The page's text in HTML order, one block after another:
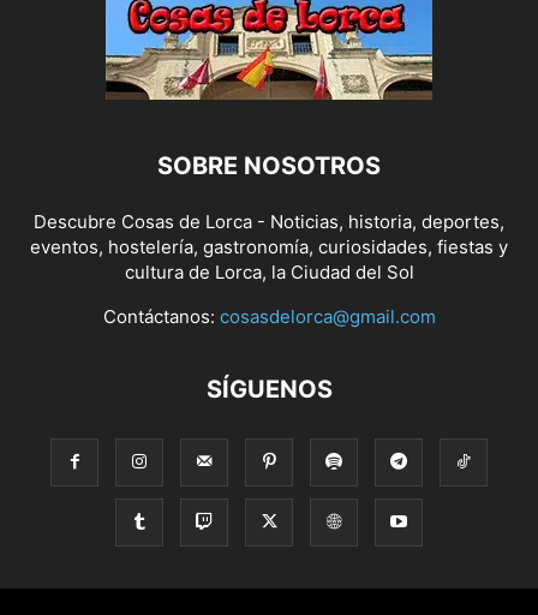
SOBRE NOSOTROS
Descubre Cosas de Lorca - Noticias, historia, deportes,
eventos, hostelería, gastronomía, curiosidades, fiestas y
cultura de Lorca, la Ciudad del Sol
Contáctanos: cosasdelorca@gmail.com
SÍGUENOS